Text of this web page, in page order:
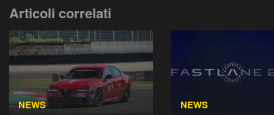
Articoli correlati
NEWS NEWS